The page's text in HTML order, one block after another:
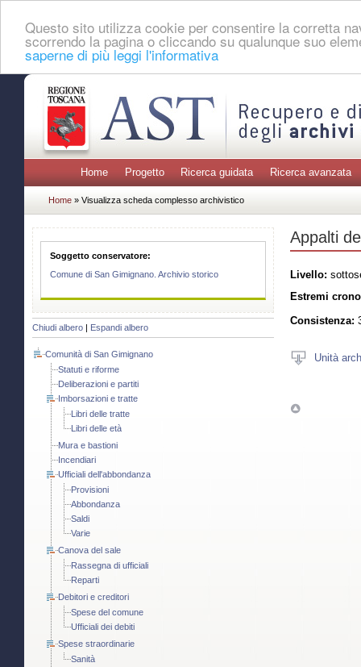
Questo sito utilizza cookie per consentire la corretta
scorrendo la pagina o cliccando su qualunque suo
saperne di più leggi l'informativa
Home Progetto Ricerca guidata Ricerca avanzata
Home » Visualizza scheda complesso archivistico
Soggetto conservatore:
Comune di San Gimignano. Archivio storico
Chiudi albero Espandi albero
Comunità di San Gimignano
Statuti e riforme
Deliberazioni e partiti
Imborsazioni e tratte
Libri delle tratte
Libri delle età
Mura e bastioni
Incendiari
Ufficiali dell'abbondanza
Provisioni
Abbondanza
Saldi
Varie
Canova del sale
Rassegna di ufficiali
Reparti
Debitori e creditori
Spese del comune
Ufficiali dei debiti
Spese straordinarie
Sanità
Appalti
Livello:
Estremi
Consistenza:
Unità